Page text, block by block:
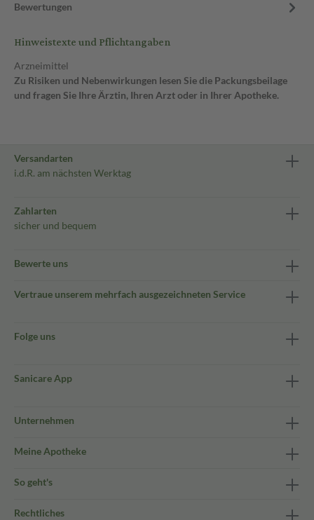
Bewertungen
Hinweistexte und Pflichtangaben
Arzneimittel
Zu Risiken und Nebenwirkungen lesen Sie die Packungsbeilage
und fragen Sie Ihre Ärztin, Ihren Arzt oder in Ihrer Apotheke.
Versandarten
i.d.R. am nächsten Werktag
Zahlarten
sicher und bequem
Bewerte uns
Vertraue unserem mehrfach ausgezeichneten Service
Folge uns
Sanicare App
Unternehmen
Meine Apotheke
So geht's
Rechtliches